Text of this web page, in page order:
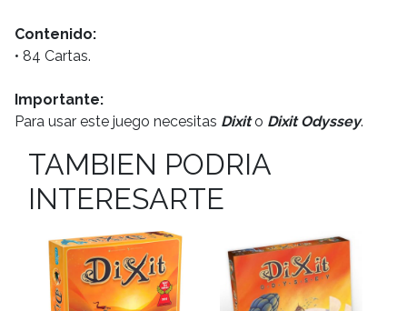
Contenido:
• 84 Cartas.
Importante:
Para usar este juego necesitas Dixito Dixit Odyssey.
TAMBIEN PODRIA
INTERESARTE